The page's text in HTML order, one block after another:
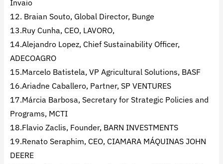
Invaio
12. Braian Souto, Global Director, Bunge
13.Ruy Cunha, CEO, LAVORO,
14.Alejandro Lopez, Chief Sustainability Officer,
ADECOAGRO
15.Marcelo Batistela, VP Agricultural Solutions, BASF
16.Ariadne Caballero, Partner, SP VENTURES
17.Márcia Barbosa, Secretary for Strategic Policies and
Programs, MCTI
18.Flavio Zaclis, Founder, BARN INVESTMENTS
19.Renato Seraphim, CEO, CIAMARA MÁQUINAS JOHN
DEERE